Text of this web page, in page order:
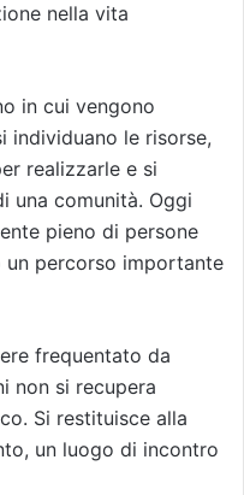
nella vita
in cui vengono
individuano le risorse,
realizzarle e si
una comunità. Oggi
pieno di persone
percorso importante
frequentato da
non si recupera
Si restituisce alla
un luogo di incontro